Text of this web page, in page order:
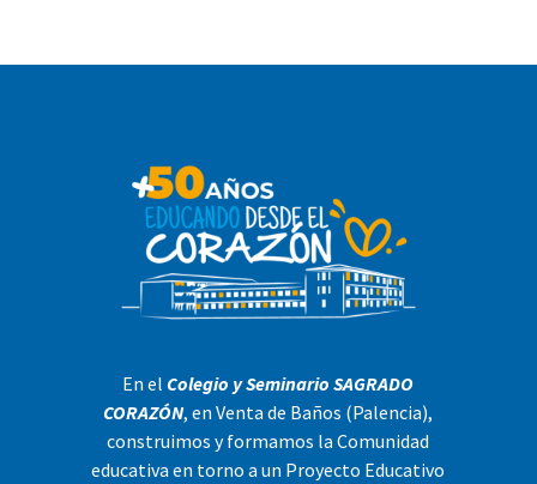
En el Colegio y Seminario SAGRADO
CORAZÓN, en Venta de Baños (Palencia),
construimos y formamos la Comunidad
educativa en torno a un Proyecto Educativo